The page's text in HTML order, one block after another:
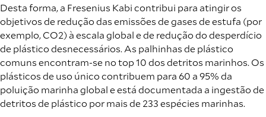
Desta forma, a Fresenius Kabi contribui para atingir os
objetivos de redução das emissões de gases de estufa (por
exemplo, CO2) à escala global e de redução do desperdício
de plástico desnecessários. As palhinhas de plástico
comuns encontram-se no top 10 dos detritos marinhos. Os
plásticos de uso único contribuem para 60 a 95% da
poluição marinha global e está documentada a ingestão de
detritos de plástico por mais de 233 espécies marinhas.